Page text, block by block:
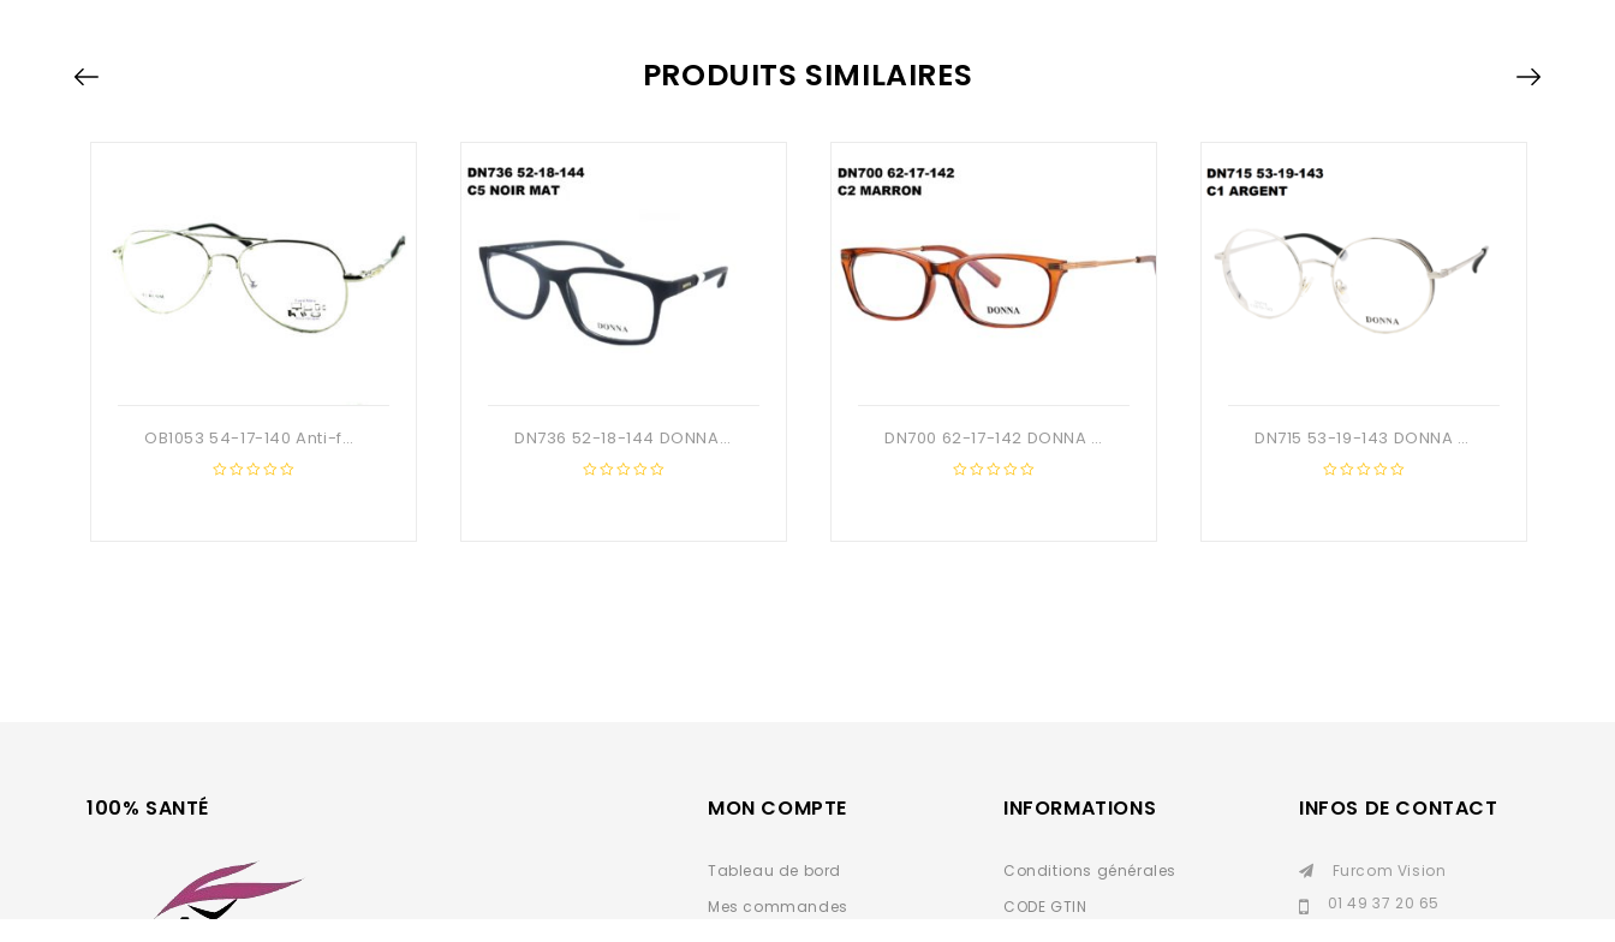
PRODUITS SIMILAIRES
OB1053 54-17-140 Anti-fatigue DN736 52-18-144 DONNA OPTIC + Etui DN700 62-17-142 DONNA OPTIC + Etui DN715 53-19-143 DONNA OPTIC+ Etui
100% SANTÉ MON COMPTE
Tableau de bord
Mes commandes
INFORMATIONS
Conditions générales
CODE GTIN
INFOS DE CONTACT
Furcom Vision
01 49 37 20 65